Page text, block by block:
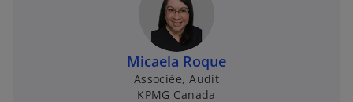
Micaela Roque
Associée, Audit
KPMG Canada